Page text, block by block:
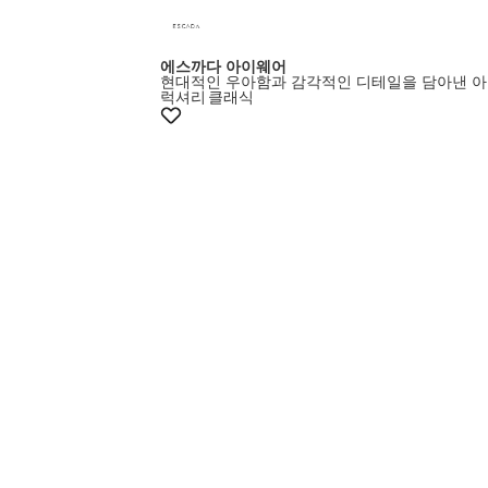
에스까다 아이웨어
현대적인 우아함과 감각적인 디테일을 담아낸
럭셔리 클래식